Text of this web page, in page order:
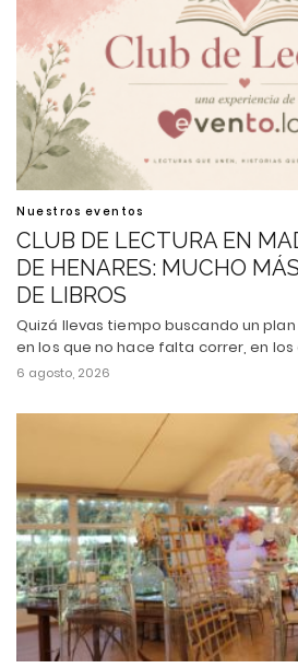
Nuestros eventos
CLUB DE LECTURA EN
DE HENARES: MUCHO
DE LIBROS
Quizá llevas tiempo buscando un
en los que no hace falta correr, en los
6 agosto, 2026